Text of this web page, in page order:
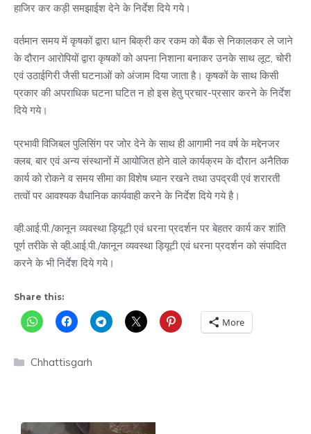
हाजिर कर कड़ी समझाईश देने के निर्देश दिये गये।
वर्तमान समय में कृषकों द्वारा धान बिक्री कर रकम को बैंक से निकालकर ले जाने
के दौरान आरोपियों द्वारा कृषकों को अपना निशाना बनाकर उनके साथ लूट, चोरी
एवं उठाईगिरी जैसी घटनाओं को अंजाम दिया जाता है। कृषकों के साथ किसी
प्रकार की अपराधिक घटना घटित न हो इस हेतु प्रचार-प्रसार करने के निर्देश
दिये गये।
प्रभावी विजिबल पुलिसिंग पर जोर देने के साथ ही आगामी नव वर्ष के मद्देनजर
क्लब, बार एवं अन्य संस्थानों में आयोजित होने वाले कार्यक्रम के दौरान अनैतिक
कार्य को रोकने व समय सीमा का विशेष ध्यान रखने तथा उपद्रवी एवं शरारती
तत्वों पर आवश्यक वैधानिक कार्यवाही करने के निर्देश दिये गये है।
व्ही.आई.पी./कानून व्यवस्था ड्यिूटी एवं धरना प्रदर्शन पर बेहतर कार्य कर शांति
पूर्ण तरीके से व्ही.आई.पी./कानून व्यवस्था ड्यिूटी एवं धरना प्रदर्शन को संपादित
करने के भी निर्देश दिये गये।
Share this:
More
Categories
Chhattisgarh